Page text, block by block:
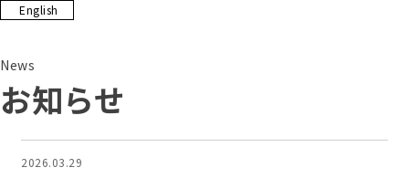
English
News
お知らせ
2026.03.29